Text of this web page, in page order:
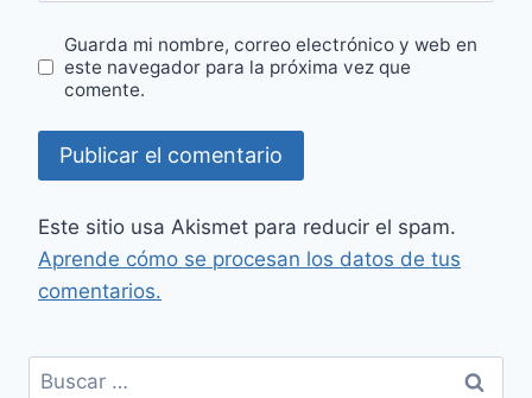
Guarda mi nombre, correo electrónico y web en
este navegador para la próxima vez que
comente.
Este sitio usa Akismet para reducir el spam.
Aprende cómo se procesan los datos de tus
comentarios.
Buscar: